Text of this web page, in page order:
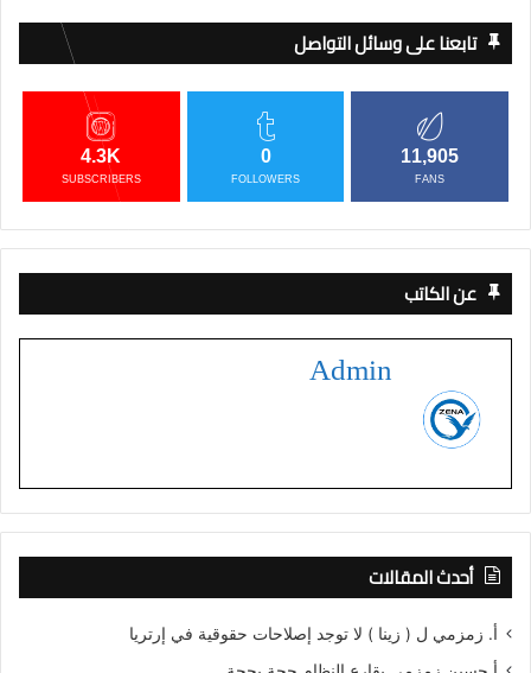
تابعنا على وسائل التواصل
11,905
FANS
0
FOLLOWERS
4.3K
SUBSCRIBERS
عن الكاتب
Admin
أحدث المقالات
أ. زمزمي ل ( زينا ) لا توجد إصلاحات حقوقية في إرتريا